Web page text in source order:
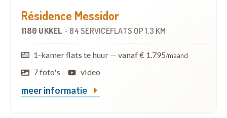
Résidence Messidor
1180 UKKEL - 84 SERVICEFLATS OP 1.3 KM
1-kamer flats te huur — vanaf € 1.795/maand
7 foto's video
meer informatie